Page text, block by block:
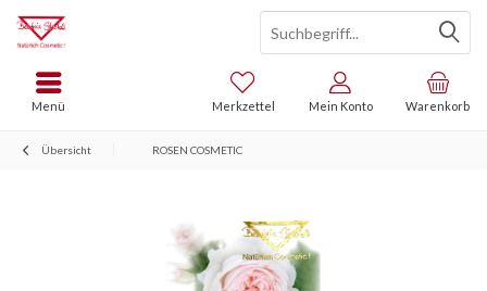
Warenkorb
Merkzettel Mein Konto
Menü
Übersicht ROSEN COSMETIC